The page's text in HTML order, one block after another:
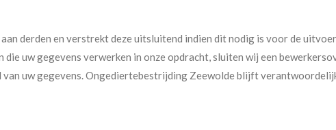
derden en verstrekt deze uitsluitend indien dit nodig is voor de
uw gegevens verwerken in onze opdracht, sluiten wij een
uw gegevens. Ongediertebestrijding Zeewolde blijft